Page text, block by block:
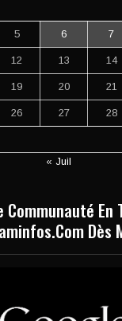
5 6 7
12 13 14
19 20 21
26 27 28
« Juil
Communauté
Dès